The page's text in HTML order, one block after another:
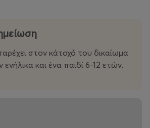
στον κάτοχό του δικαίωμα
ενήλικα και ένα παιδί 6-12 ετών.